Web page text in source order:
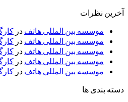
آخرین نظرات
موسسه بین المللی هاتف در
موسسه بین المللی هاتف در
موسسه بین المللی هاتف در
موسسه بین المللی هاتف در
موسسه بین المللی هاتف در
دسته بندی ها